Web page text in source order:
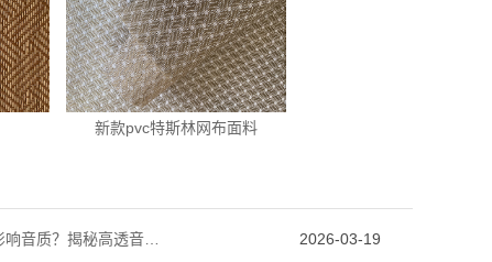
新款pvc特斯林网布面料
音箱网布如何影响音质？揭秘高透音率声学面料的核心奥秘 2026-03-19